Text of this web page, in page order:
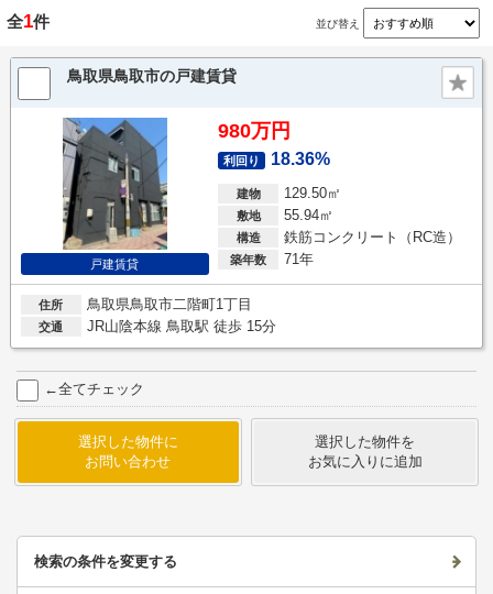
全1件 並び替え
鳥取県鳥取市の戸建賃貸
戸建賃貸
980万円
利回り 18.36%
建物 129.50㎡
敷地 55.94㎡
構造 鉄筋コンクリート（RC造）
築年数 71年
住所 鳥取県鳥取市二階町1丁目
交通 JR山陰本線 鳥取駅 徒歩 15分
←全てチェック
選択した物件に
お問い合わせ
選択した物件を
お気に入りに追加
検索の条件を変更する